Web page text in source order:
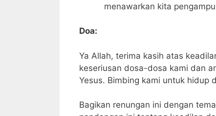
menawarkan kita
Doa:
Ya Allah, terima kasih atas
keseriusan dosa-dosa kami dan
Yesus. Bimbing kami untuk hidup
Bagikan renungan ini dengan